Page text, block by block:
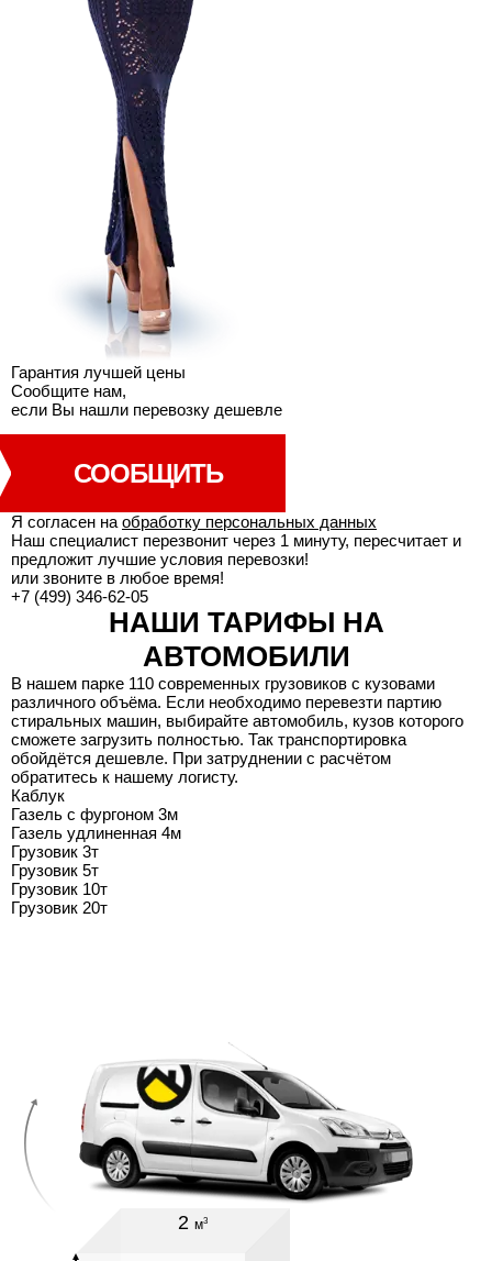
Гарантия лучшей цены
Сообщите нам,
если Вы нашли перевозку дешевле
СООБЩИТЬ
Я согласен на обработку персональных данных
Наш специалист перезвонит через 1 минуту, пересчитает и
предложит лучшие условия перевозки!
или звоните в любое время!
+7 (499) 346-62-05
НАШИ ТАРИФЫ НА
АВТОМОБИЛИ
В нашем парке 110 современных грузовиков с кузовами
различного объёма. Если необходимо перевезти партию
стиральных машин, выбирайте автомобиль, кузов которого
сможете загрузить полностью. Так транспортировка
обойдётся дешевле. При затруднении с расчётом
обратитесь к нашему логисту.
Каблук
Газель с фургоном 3м
Газель удлиненная 4м
Грузовик 3т
Грузовик 5т
Грузовик 10т
Грузовик 20т
2 м3